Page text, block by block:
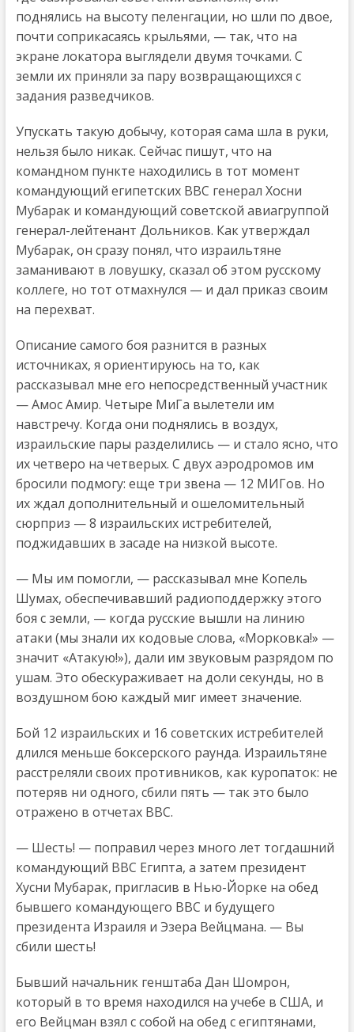
поднялись на высоту пеленгации, но шли по двое,
почти соприкасаясь крыльями, — так, что на
экране локатора выглядели двумя точками. С
земли их приняли за пару возвращающихся с
задания разведчиков.
Упускать такую добычу, которая сама шла в руки,
нельзя было никак. Сейчас пишут, что на
командном пункте находились в тот момент
командующий египетских ВВС генерал Хосни
Мубарак и командующий советской авиагруппой
генерал-лейтенант Дольников. Как утверждал
Мубарак, он сразу понял, что израильтяне
заманивают в ловушку, сказал об этом русскому
коллеге, но тот отмахнулся — и дал приказ своим
на перехват.
Описание самого боя разнится в разных
источниках, я ориентируюсь на то, как
рассказывал мне его непосредственный участник
— Амос Амир. Четыре МиГа вылетели им
навстречу. Когда они поднялись в воздух,
израильские пары разделились — и стало ясно, что
их четверо на четверых. С двух аэродромов им
бросили подмогу: еще три звена — 12 МИГов. Но
их ждал дополнительный и ошеломительный
сюрприз — 8 израильских истребителей,
поджидавших в засаде на низкой высоте.
— Мы им помогли, — рассказывал мне Копель
Шумах, обеспечивавший радиоподдержку этого
боя с земли, — когда русские вышли на линию
атаки (мы знали их кодовые слова, «Морковка!» —
значит «Атакую!»), дали им звуковым разрядом по
ушам. Это обескураживает на доли секунды, но в
воздушном бою каждый миг имеет значение.
Бой 12 израильских и 16 советских истребителей
длился меньше боксерского раунда. Израильтяне
расстреляли своих противников, как куропаток: не
потеряв ни одного, сбили пять — так это было
отражено в отчетах ВВС.
— Шесть! — поправил через много лет тогдашний
командующий ВВС Египта, а затем президент
Хусни Мубарак, пригласив в Нью-Йорке на обед
бывшего командующего ВВС и будущего
президента Израиля и Эзера Вейцмана. — Вы
сбили шесть!
Бывший начальник генштаба Дан Шомрон,
который в то время находился на учебе в США, и
его Вейцман взял с собой на обед с египтянами,